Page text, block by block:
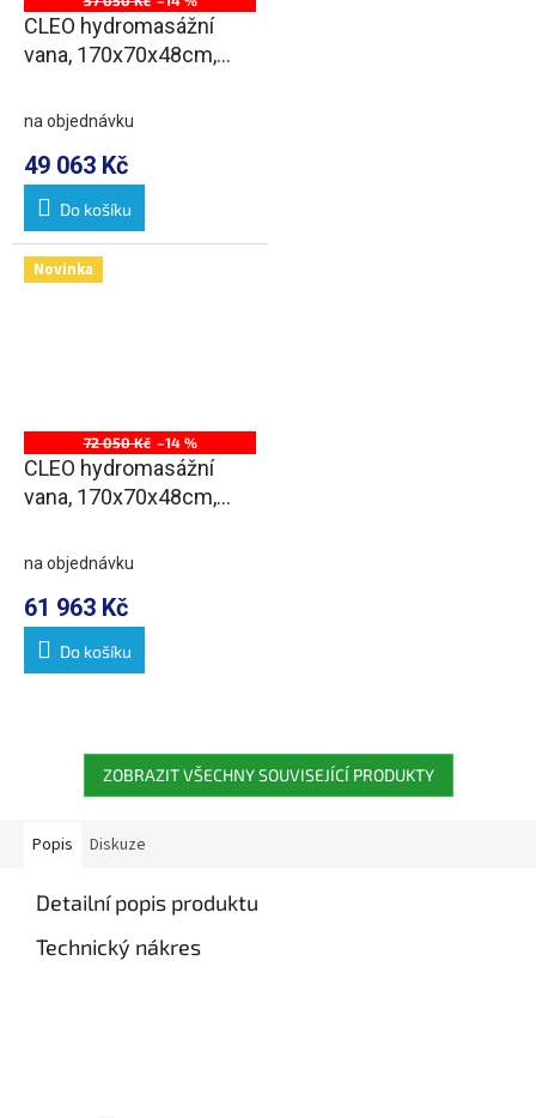
CLEO hydromasážní
vana, 170x70x48cm,
na objednávku
49 063 Kč
Do košíku
Novinka
72 050 Kč –14 %
CLEO hydromasážní
vana, 170x70x48cm,
chrom
na objednávku
61 963 Kč
Do košíku
ZOBRAZIT VŠECHNY SOUVISEJÍCÍ PRODUKTY
Popis Diskuze
Detailní popis produktu
Technický nákres